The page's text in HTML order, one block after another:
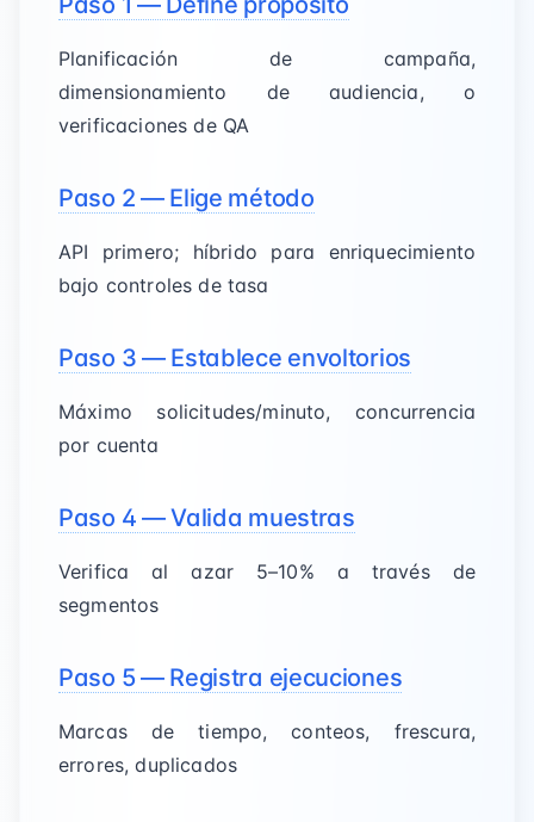
Planificación de campaña,
dimensionamiento de audiencia, o
verificaciones de QA
Paso 2 — Elige método
API primero; híbrido para enriquecimiento
bajo controles de tasa
Paso 3 — Establece envoltorios
Máximo solicitudes/minuto, concurrencia
por cuenta
Paso 4 — Valida muestras
Verifica al azar 5–10% a través de
segmentos
Paso 5 — Registra ejecuciones
Marcas de tiempo, conteos, frescura,
errores, duplicados